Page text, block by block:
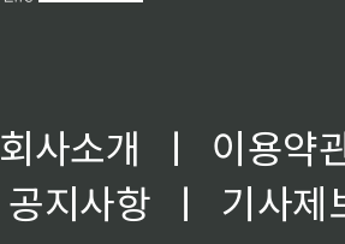
회사소개 ㅣ
이용약
공지사항
ㅣ
기사제